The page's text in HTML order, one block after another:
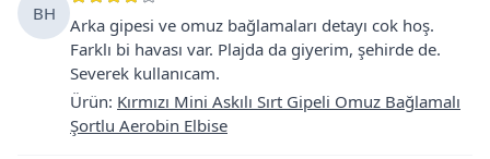
BH
Arka gipesi ve omuz bağlamaları detayı cok hoş.
Farklı bi havası var. Plajda da giyerim, şehirde de.
Severek kullanıcam.
Ürün: Kırmızı Mini Askılı Sırt Gipeli Omuz Bağlamalı
Şortlu Aerobin Elbise